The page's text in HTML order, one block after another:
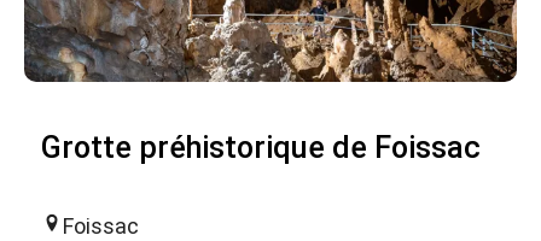
Grotte préhistorique de Foissac
Foissac